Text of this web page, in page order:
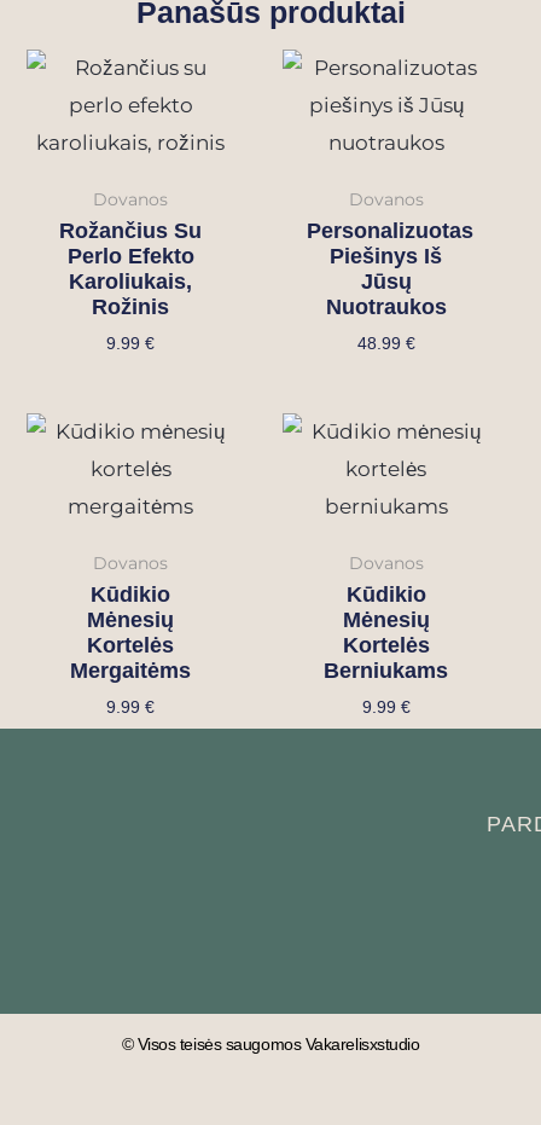
Panašūs produktai
Dovanos
Rožančius Su
Perlo Efekto
Karoliukais,
Rožinis
9.99€
Dovanos
Personalizuotas
Piešinys Iš
Jūsų
Nuotraukos
48.99 €
Dovanos
Kūdikio
Mėnesių
Kortelės
Mergaitėms
9.99€
Dovanos
Kūdikio
Mėnesių
Kortelės
Berniukams
9.99 €
© Visos teisės saugomos Vakarelisxstudio